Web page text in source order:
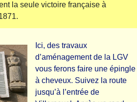
la seule victoire française à
Ici, des travaux
d’aménagement de la LGV
vous ferons faire une épingle
à cheveux. Suivez la route
jusqu’à l’entrée de